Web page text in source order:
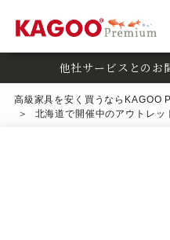
他社サービスとのお
高級家具を安く買うならKAGOO
北海道で開催中のアウトレッ